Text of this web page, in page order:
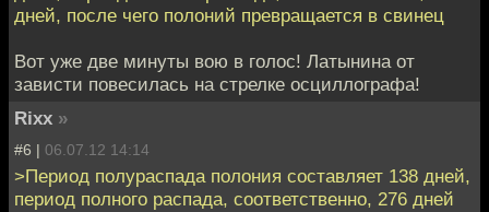
дней, после чего полоний превращается в свинец
Вот уже две минуты вою в голос! Латынина от
зависти повесилась на стрелке осциллографа!
Rixx »
#6 | 06.07.12 14:14
>Период полураспада полония составляет 138 дней,
период полного распада, соответственно, 276 дней